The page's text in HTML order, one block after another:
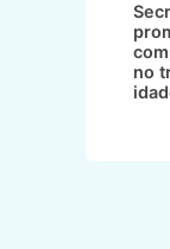
no